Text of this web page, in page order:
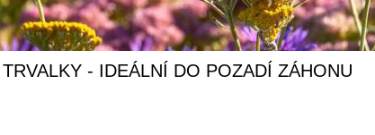
- IDEÁLNÍ DO POZADÍ ZÁHONU